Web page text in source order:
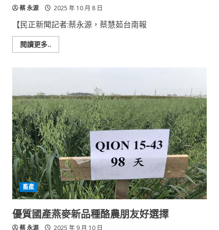
善
飼
蔡 永源 2025 年 10 月 8 日
【民正新聞記者:蔡永源，蔡慧茹台南報
閱讀更多..
more
金：
稻
稈
餵
羊，
打
造
永
續
新
農
業
畜產
優質國產燕麥新品種酪農朋友好選擇
蔡 永源 2025 年 9 月 10 日